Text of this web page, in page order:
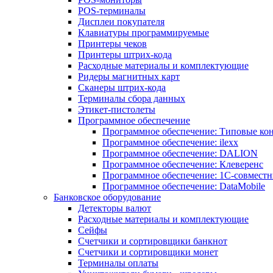
POS-терминалы
Дисплеи покупателя
Клавиатуры программируемые
Принтеры чеков
Принтеры штрих-кода
Расходные материалы и комплектующие
Ридеры магнитных карт
Сканеры штрих-кода
Терминалы сбора данных
Этикет-пистолеты
Программное обеспечение
Программное обеспечение: Типовые
Программное обеспечение: ilexx
Программное обеспечение: DALION
Программное обеспечение: Клеверенс
Программное обеспечение: 1С-
Программное обеспечение: DataMobile
Банковское оборудование
Детекторы валют
Расходные материалы и комплектующие
Сейфы
Счетчики и сортировщики банкнот
Счетчики и сортировщики монет
Терминалы оплаты